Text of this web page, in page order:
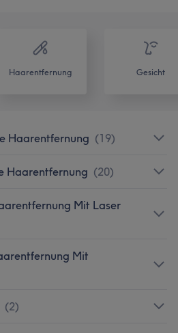
Haarentfernung Gesicht
Haarentfernung (19)
Haarentfernung (20)
Mit Laser
Mit
(2)